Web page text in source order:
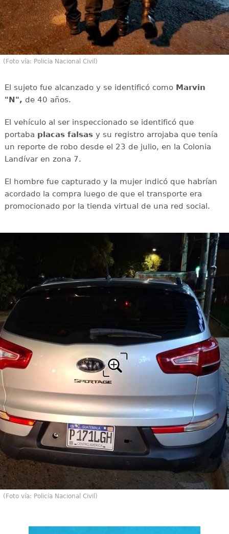
(Foto vía: Policía Nacional Civil)
El sujeto fue alcanzado y se identificó como Marvin
"N", de 40 años.
El vehículo al ser inspeccionado se identificó que
portaba placas falsasy su registro arrojaba que tenía
un reporte de robo desde el 23 de julio, en la Colonia
Landívar en zona 7.
El hombre fue capturado y la mujer indicó que habrían
acordado la compra luego de que el transporte era
promocionado por la tienda virtual de una red social.
(Foto vía: Policía Nacional Civil)